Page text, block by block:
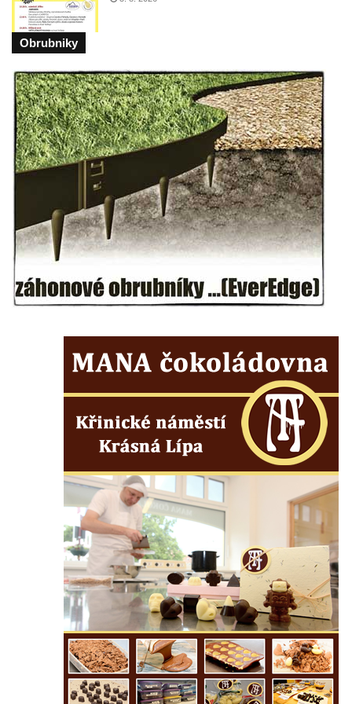
Sousoší Humanoidi na Lannově třídě v
Českých Budějovicích
Pomník Vojtěcha Adalberta Lanny v parku
Na Sadech v Českých Budějovicích
Pomník Přemysla Otakara II. v parku Na
Sadech v Českých Budějovicích
Socha Mateřství v parku Na Sadech v
Českých Budějovicích
Památník Otokara Mokrého v parku Na
Sadech v Českých Budějovicích
Poslední dochovaný tramvajový sloup na
Pražské třídě v Českých Budějovicích
Českých Budějovicích
Sadech u Mlýnské stoky v Českých
Budějovicích
Socha svatého Vincence Ferrerského na
nádvoří kláštera dominikánů v Českých
Socha svatého Zachariáše na nádvoří
kláštera dominikánů v Českých
Budějovicích
Socha svatého Josefa na nádvoří kláštera
dominikánů v Českých Budějovicích
Socha svaté Anny na nádvoří kláštera
dominikánů v Českých Budějovicích
Socha svatého Dominika na nádvoří
kláštera dominikánů v Českých
Budějovicích
Obrubniky